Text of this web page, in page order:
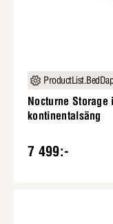
ProductList.BedDap
Nocturne
kontinentalsäng
7 499:-